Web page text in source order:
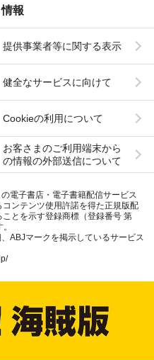
報
提供事業者等に関する表示
健全なサービスに向けて
Cookieの利用について
お客さまのご利用端末から
の情報の外部送信について
電子書店・電子書籍配信サービス
コンテンツ使用許諾を得た正規版配
とを示す登録商標（登録番号 第
ABJマークを掲示しているサービス